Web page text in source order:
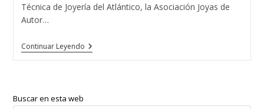
Técnica de Joyería del Atlántico, la Asociación Joyas de
Autor…
Continuar LeyendoExposición
De
Inglés
Buscar en esta web